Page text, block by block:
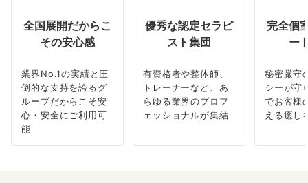
全国展開だからこ
その安心感
業界No.1の実績と圧
倒的な支持を誇るグ
ループだからこそ安
心・安全にご利用可
能
優秀な認定セラピ
スト集団
有資格者や整体師、
トレーナーなど、あ
らゆる業界のプロフ
ェッショナルが集結
完全個
ー
秘密厳守
シーが守
でお客様
える癒し